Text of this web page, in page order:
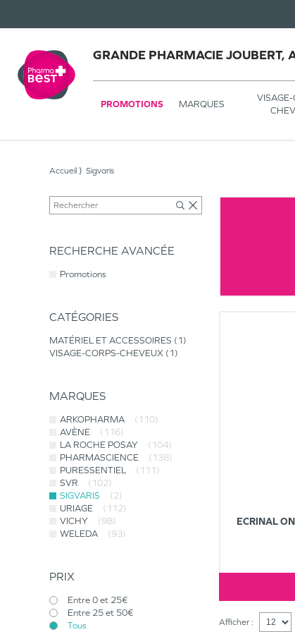
GRANDE PHARMACIE JOUBERT,
PROMOTIONS MARQUES
Accueil Sigvaris
RECHERCHE AVANCÉE
Promotions
CATÉGORIES
MATÉRIEL ET ACCESSOIRES
1
VISAGE-CORPS-CHEVEUX
1
MARQUES
ARKOPHARMA
(110)
AVÈNE
(116)
LA ROCHE POSAY
(104)
PHARMASCIENCE
(138)
PURESSENTIEL
(111)
SVR
(102)
SIGVARIS
(2)
URIAGE
(112)
VICHY
(98)
WELEDA
(93)
PRIX
Entre 0 et 25€
Entre 25 et 50€
Tous
ECRINAL
Afficher :